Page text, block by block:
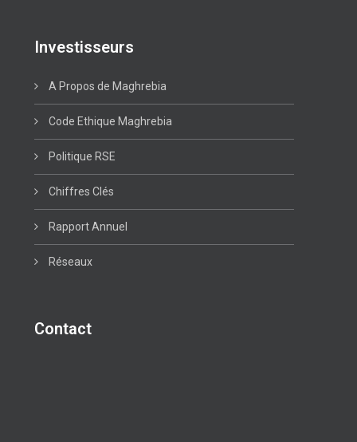
Investisseurs
A Propos de Maghrebia
Code Ethique Maghrebia
Politique RSE
Chiffres Clés
Rapport Annuel
Réseaux
Contact